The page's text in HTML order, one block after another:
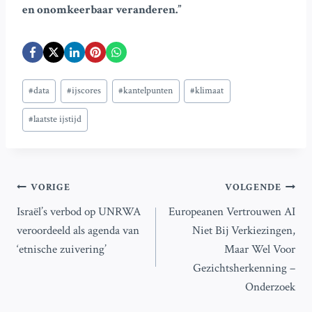
en onomkeerbaar veranderen.”
Bericht
tags:
#data #ijscores #kantelpunten #klimaat
#laatste ijstijd
Bericht
navigatie
VORIGE
Israël’s verbod op UNRWA
veroordeeld als agenda van
‘etnische zuivering’
VOLGENDE
Europeanen Vertrouwen AI
Niet Bij Verkiezingen,
Maar Wel Voor
Gezichtsherkenning –
Onderzoek